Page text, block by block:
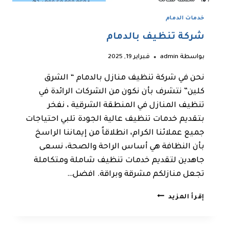
خدمات الدمام
شركة تنظيف بالدمام
بواسطة admin فبراير 19, 2025
نحن في شركة تنظيف منازل بالدمام “ الشرق
كلين” نتشرف بأن نكون من الشركات الرائدة في
تنظيف المنازل في المنطقة الشرقية ، نفخر
بتقديم خدمات تنظيف عالية الجودة تلبي احتياجات
جميع عملائنا الكرام، انطلاقاً من إيماننا الراسخ
بأن النظافة هي أساس الراحة والصحة، نسعى
جاهدين لتقديم خدمات تنظيف شاملة ومتكاملة
تجعل منازلكم مشرقة وبراقة. افضل…
إقرأ المزيد شركة